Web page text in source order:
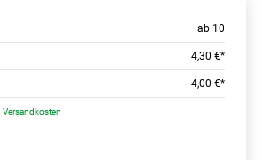
ab 10
4,30 €*
4,00 €*
Versandkosten